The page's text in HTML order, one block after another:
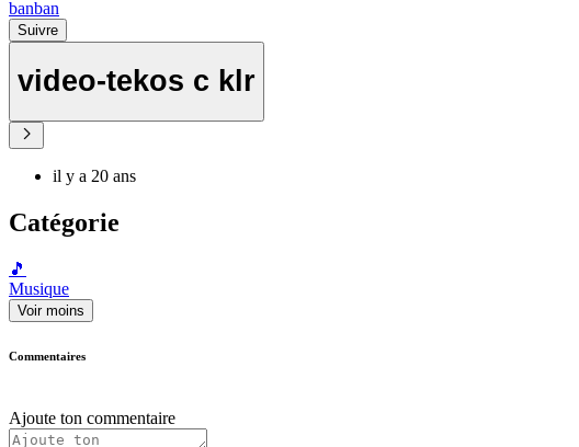
banban
Suivre
video-tekos c klr
il y a 20 ans
Catégorie
🎵
Musique
Voir moins
Commentaires
Ajoute ton commentaire